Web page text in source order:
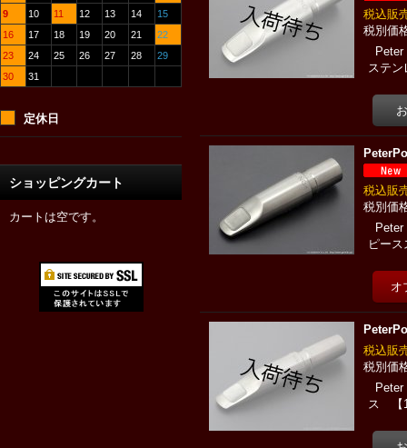
9
10 11 12 13 14
15
16
17 18 19 20 21
22
23
24 25 26 27 28
29
30
31
定休日
ショッピングカート
カートは空です。
税込
Peter
ステ
税込
Peter
ピー
税込
Peter
ス 【